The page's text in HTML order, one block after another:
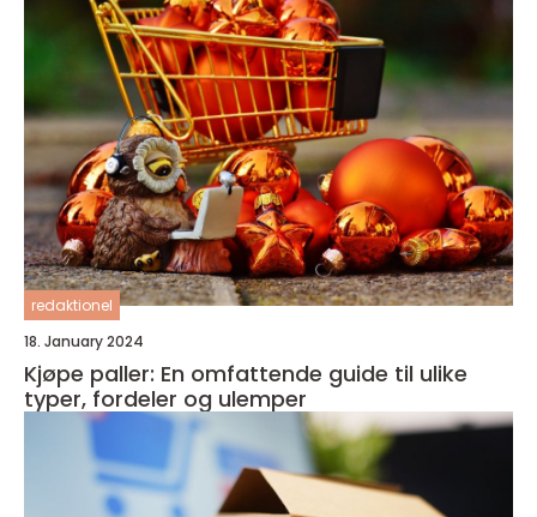
redaktionel
18. January 2024
Kjøpe paller: En omfattende guide til ulike
typer, fordeler og ulemper